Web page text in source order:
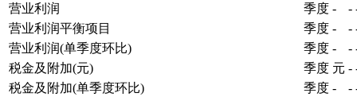
营业利润
季度 - -
营业利润平衡项目
季度 - -
营业利润(单季度环比)
季度 - -
税金及附加(元)
季度 元 -
税金及附加(单季度环比)
季度 - -